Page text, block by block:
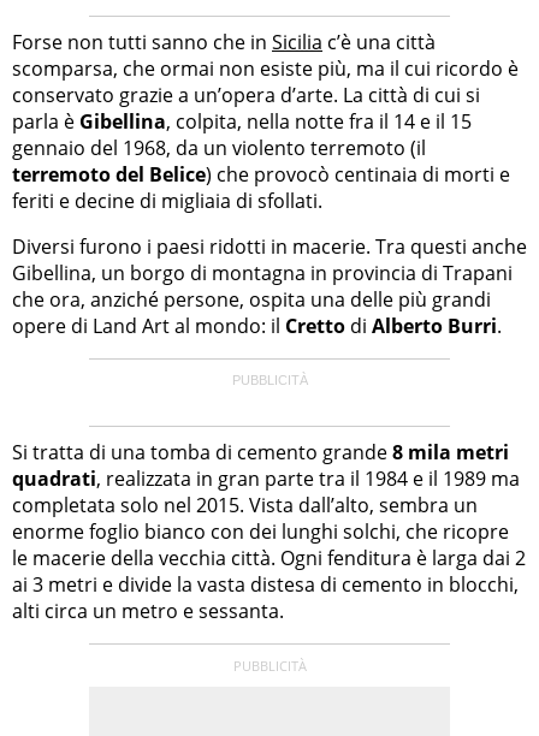
Forse non tutti sanno che in Sicilia c’è una città
scomparsa, che ormai non esiste più, ma il cui ricordo è
conservato grazie a un’opera d’arte. La città di cui si
parla è Gibellina, colpita, nella notte fra il 14 e il 15
gennaio del 1968, da un violento terremoto (il
terremoto del Belice) che provocò centinaia di morti e
feriti e decine di migliaia di sfollati.
Diversi furono i paesi ridotti in macerie. Tra questi anche
Gibellina, un borgo di montagna in provincia di Trapani
che ora, anziché persone, ospita una delle più grandi
opere di Land Art al mondo: il Cretto di Alberto Burri.
Si tratta di una tomba di cemento grande8 mila metri
quadrati, realizzata in gran parte tra il 1984 e il 1989 ma
completata solo nel 2015. Vista dall’alto, sembra un
enorme foglio bianco con dei lunghi solchi, che ricopre
le macerie della vecchia città. Ogni fenditura è larga dai 2
ai 3 metri e divide la vasta distesa di cemento in blocchi,
alti circa un metro e sessanta.